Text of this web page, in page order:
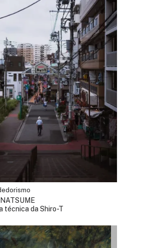
técnica da Shiro-T